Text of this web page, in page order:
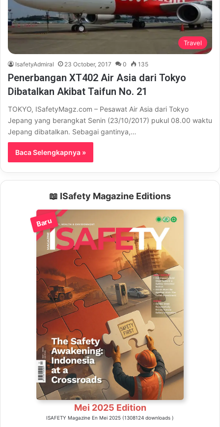
Travel
IsafetyAdmiral 23 October, 2017 0 135
Penerbangan XT402 Air Asia dari Tokyo
Dibatalkan Akibat Taifun No. 21
TOKYO, ISafetyMagz.com – Pesawat Air Asia dari Tokyo
Jepang yang berangkat Senin (23/10/2017) pukul 08.00 waktu
Jepang dibatalkan. Sebagai gantinya,…
Baca Selengkapnya »
📖 ISafety Magazine Editions
Baru
Mei 2025 Edition
ISAFETY Magazine En Mei 2025 (1308124 downloads )